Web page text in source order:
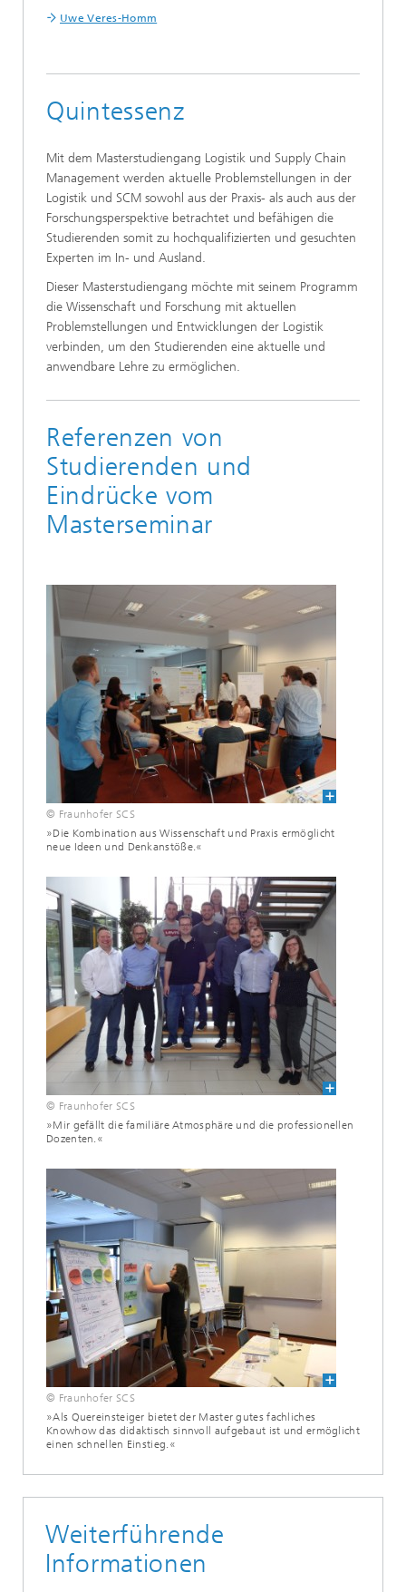
Uwe Veres-Homm
Quintessenz
Mit dem Masterstudiengang Logistik und Supply Chain
Management werden aktuelle Problemstellungen in der
Logistik und SCM sowohl aus der Praxis- als auch aus der
Forschungsperspektive betrachtet und befähigen die
Studierenden somit zu hochqualifizierten und gesuchten
Experten im In- und Ausland.
Dieser Masterstudiengang möchte mit seinem Programm
die Wissenschaft und Forschung mit aktuellen
Problemstellungen und Entwicklungen der Logistik
verbinden, um den Studierenden eine aktuelle und
anwendbare Lehre zu ermöglichen.
Referenzen von
Studierenden und
Eindrücke vom
Masterseminar
© Fraunhofer SCS
»Die Kombination aus Wissenschaft und Praxis ermöglicht
neue Ideen und Denkanstöße.«
© Fraunhofer SCS
»Mir gefällt die familiäre Atmosphäre und die professionellen
Dozenten.«
© Fraunhofer SCS
»Als Quereinsteiger bietet der Master gutes fachliches
Knowhow das didaktisch sinnvoll aufgebaut ist und ermöglicht
einen schnellen Einstieg.«
Weiterführende
Informationen